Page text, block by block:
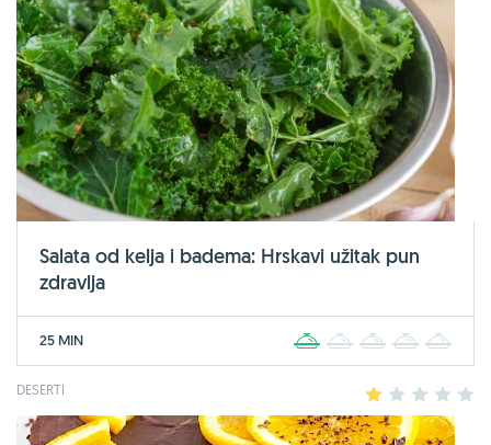
Salata od kelja i badema: Hrskavi užitak pun
zdravlja
25 MIN 2 3 4
DESERTI 2 3 4